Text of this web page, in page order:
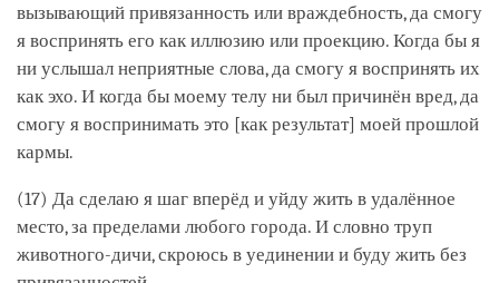
вызывающий привязанность или враждебность, да смогу
я воспринять его как иллюзию или проекцию. Когда бы я
ни услышал неприятные слова, да смогу я воспринять их
как эхо. И когда бы моему телу ни был причинён вред, да
смогу я воспринимать это [как результат] моей прошлой
кармы.
(17) Да сделаю я шаг вперёд и уйду жить в удалённое
место, за пределами любого города. И словно труп
животного-дичи, скроюсь в уединении и буду жить без